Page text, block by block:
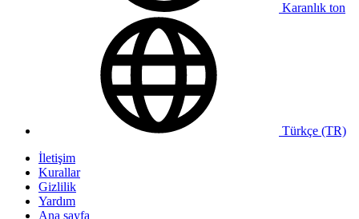
Karanlık ton
Türkçe (TR)
İletişim
Kurallar
Gizlilik
Yardım
Ana sayfa